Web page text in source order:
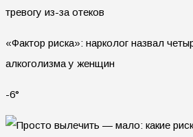
тревогу из-за отеков
«Фактор риска»: нарколог назвал
алкоголизма у женщин
-6°